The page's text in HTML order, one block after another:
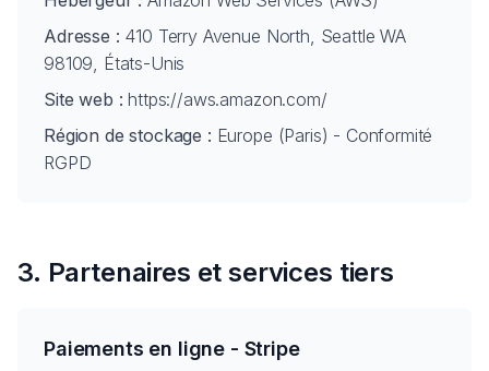
Adresse : 410 Terry Avenue North, Seattle WA
98109, États-Unis
Site web : https://aws.amazon.com/
Région de stockage : Europe (Paris) - Conformité
RGPD
3. Partenaires et services tiers
Paiements en ligne - Stripe